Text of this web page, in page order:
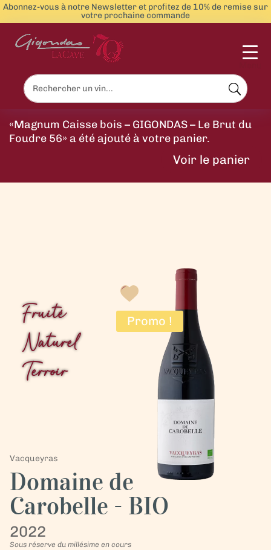
Abonnez-vous à notre Newsletter et profitez de 10% de remise sur
votre prochaine commande
«Magnum Caisse bois – GIGONDAS – Le Brut du
Foudre 56» a été ajouté à votre panier.
Voir le panier
Fruité
Naturel
Terroir
Promo !
Vacqueyras
Domaine de
Carobelle - BIO
2022
Sous réserve du millésime en cours